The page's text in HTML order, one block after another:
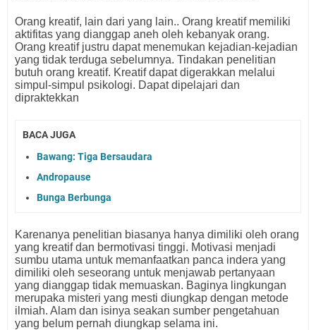
Orang kreatif, lain dari yang lain.. Orang kreatif memiliki
aktifitas yang dianggap aneh oleh kebanyak orang.
Orang kreatif justru dapat menemukan kejadian-kejadian
yang tidak terduga sebelumnya. Tindakan penelitian
butuh orang kreatif. Kreatif dapat digerakkan melalui
simpul-simpul psikologi. Dapat dipelajari dan
dipraktekkan
BACA JUGA
Bawang: Tiga Bersaudara
Andropause
Bunga Berbunga
Karenanya penelitian biasanya hanya dimiliki oleh orang
yang kreatif dan bermotivasi tinggi. Motivasi menjadi
sumbu utama untuk memanfaatkan panca indera yang
dimiliki oleh seseorang untuk menjawab pertanyaan
yang dianggap tidak memuaskan. Baginya lingkungan
merupaka misteri yang mesti diungkap dengan metode
ilmiah. Alam dan isinya seakan sumber pengetahuan
yang belum pernah diungkap selama ini.